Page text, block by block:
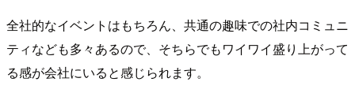
全社的なイベントはもちろん、共通の趣味での社内コミュニ
ティなども多々あるので、そちらでもワイワイ盛り上がって
る感が会社にいると感じられます。